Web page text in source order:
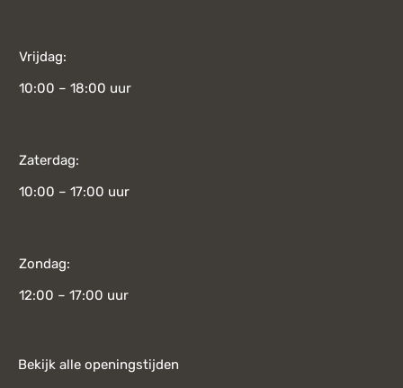
Vrijdag:
10:00 – 18:00 uur
Zaterdag:
10:00 – 17:00 uur
Zondag:
12:00 – 17:00 uur
Bekijk alle openingstijden